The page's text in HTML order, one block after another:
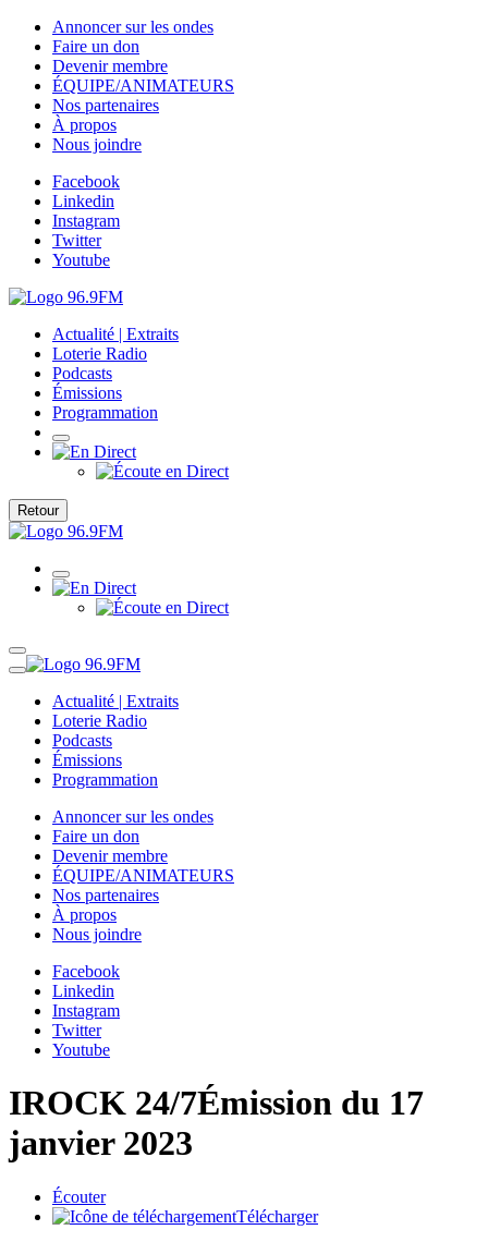
Annoncer sur les ondes
Faire un don
Devenir membre
ÉQUIPE/ANIMATEURS
Nos partenaires
À propos
Nous joindre
Facebook
Linkedin
Instagram
Twitter
Youtube
Actualité | Extraits
Loterie Radio
Podcasts
Émissions
Programmation
Retour
Actualité | Extraits
Loterie Radio
Podcasts
Émissions
Programmation
Annoncer sur les ondes
Faire un don
Devenir membre
ÉQUIPE/ANIMATEURS
Nos partenaires
À propos
Nous joindre
Facebook
Linkedin
Instagram
Twitter
Youtube
IROCK 24/7Émission du 17
janvier 2023
Écouter
Télécharger